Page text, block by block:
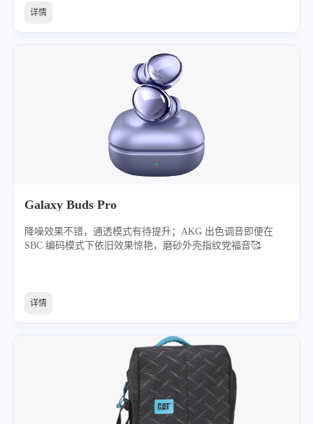
详情
Galaxy Buds Pro
降噪效果不错，通透模式有待提升；AKG 出色调音即便在
SBC 编码模式下依旧效果惊艳，磨砂外壳指纹党福音🥰
详情